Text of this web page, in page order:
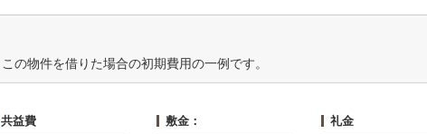
この物件を借りた場合の初期費用の一例です。
共益費 敷金： 礼金